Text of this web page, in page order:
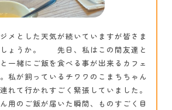
メとした天気が続いていますが皆さま
しょうか。 先日、私はこの間友達と
一緒にご飯を食べる事が出来るカフェ
私が飼っているチワワのこまちちゃん
れて行かれすごく緊張していました。
用のご飯が届いた瞬間、ものすごく目